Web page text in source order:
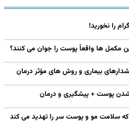
را نخورید!
مکمل‌ ها واقعاً پوست را جوان می‌ کنند؟
بیماری و روش‌ های مؤثر درمان
مو و پوست سر را تهدید می‌ کند